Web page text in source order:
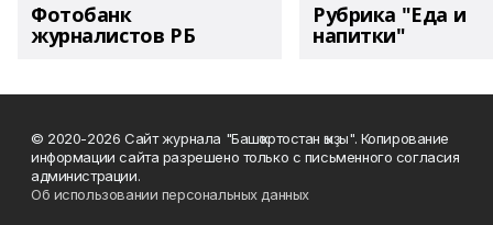
Фотобанк
журналистов РБ
Рубрика "Еда и
напитки"
© 2020-2026 Сайт журнала "Башҡортостан ҡыҙы". Копирование
информации сайта разрешено только с письменного согласия
администрации.
Об использовании персональных данных